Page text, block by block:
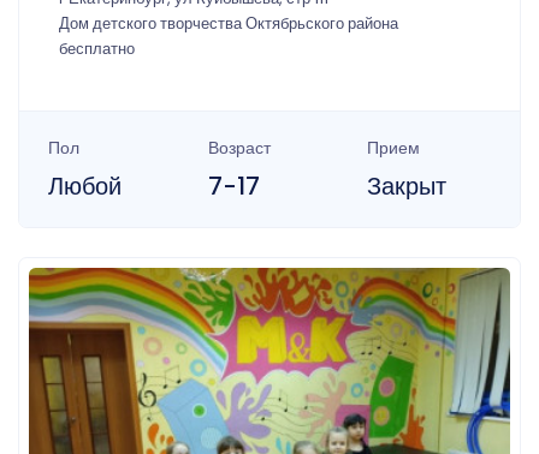
Дом детского творчества Октябрьского района
бесплатно
Пол
Любой
Возраст
7-17
Прием
Закрыт